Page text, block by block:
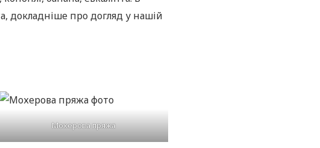
докладніше про догляд у нашій
Мохерова пряжа